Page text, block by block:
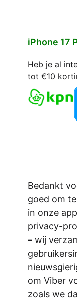
iPhone 17
Heb je al
tot €10
Bedankt
goed om
in onze
privacy-
– wij
om Viber
zoals we